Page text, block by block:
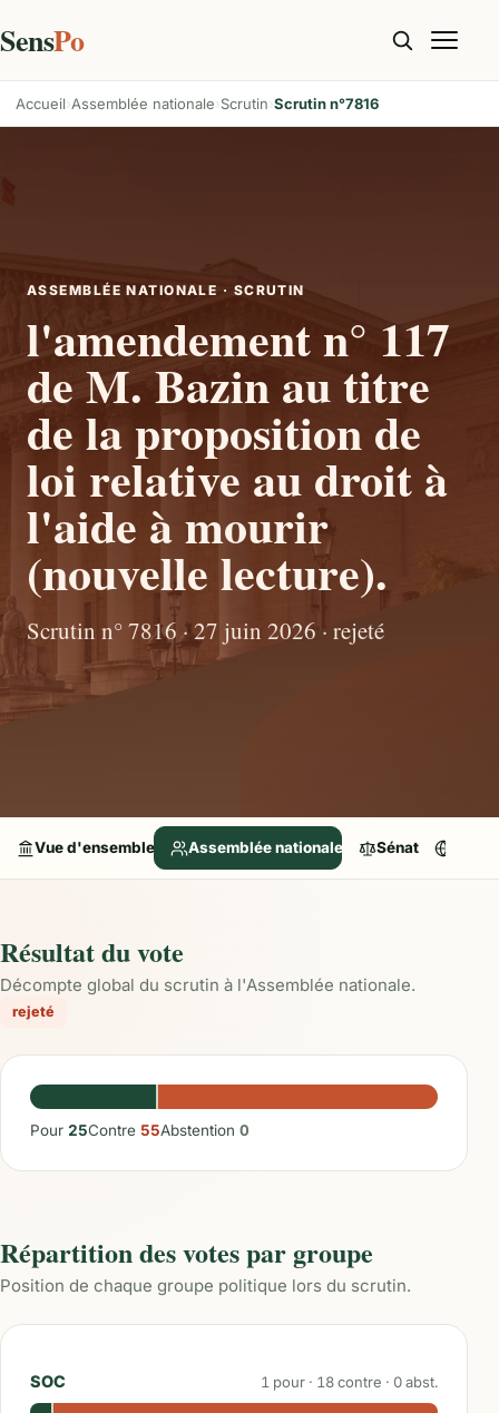
SensPo
Accueil Assemblée nationale Scrutin Scrutin n°7816
ASSEMBLÉE NATIONALE · SCRUTIN
l'amendement n° 117
de M. Bazin au titre
de la proposition de
loi relative au droit à
l'aide à mourir
(nouvelle lecture).
Scrutin n° 7816 · 27 juin 2026 · rejeté
Vue d'ensemble Assemblée nationale Sénat
Résultat du vote
Décompte global du scrutin à l'Assemblée nationale.
rejeté
Pour 25Contre 55Abstention 0
Répartition des votes par groupe
Position de chaque groupe politique lors du scrutin.
SOC 1 pour · 18contre · 0abst.